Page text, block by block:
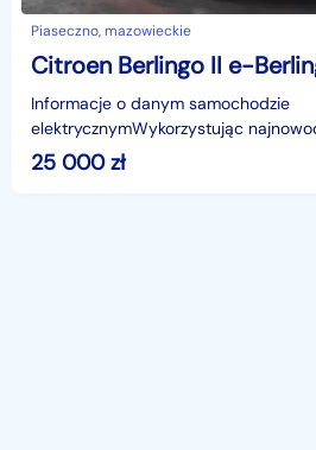
Piaseczno, mazowieckie
Informacje o danym samochodzie
elektrycznymWykorzystując
techniczny, nasi doświadczeni
sprawdzenie pojazdu e
25 000zł